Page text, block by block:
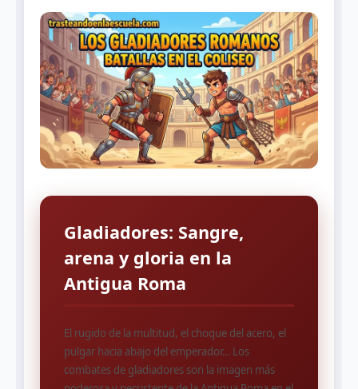
Gladiadores: Sangre,
arena y gloria en la
Antigua Roma
El rugido de la multitud, el choque del acero, el
pulgar hacia abajo del emperador… Los
combates de gladiadores son la imagen más